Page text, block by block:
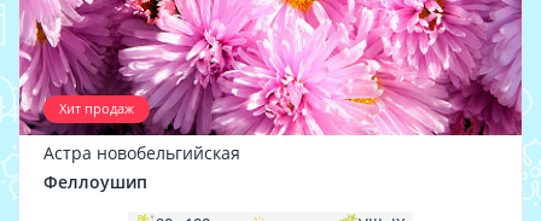
Хит продаж
Астра новобельгийская
Феллоушип